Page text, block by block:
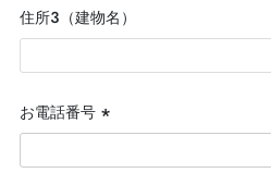
住所３（建物名）
お電話番号
(必
須)